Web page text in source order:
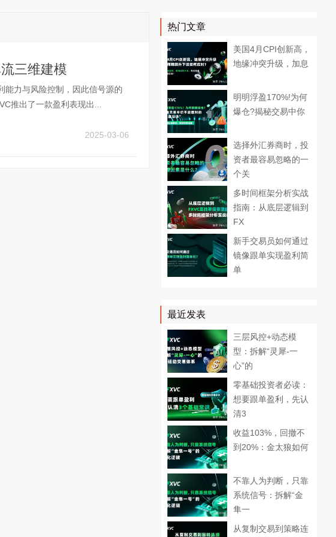
三维建模
能力与风险控制，因此信号源的
推出了一款盈利表现出...
2025-03-06
热门文章
美国4月CPI创新高，
地缘冲突升级，加息
明明浮盈170%!为何
爆仓?揭秘交易中你
选择外汇券商时，投
资者最容易忽略的一
个关
多时间框架分析实战
指南：从底层逻辑到
FX
​新手交易员如何通过
镜像跟单实现盈利简
单
最近发表
三层风控+动态模
型：拆解“灵犀-一
心”的
零基础投资者必读：
想要跟单盈利，先认
清3
收益103%，回撤不
到20%：金太狼如何
不靠人为判断，只靠
系统信号：拆解“金
隼一
从复制交易到策略连